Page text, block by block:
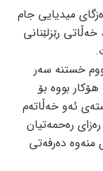
میدیایی جام
رێزلێنانی
خستنە سەر
بووە بۆ
ئەو خەڵاتەم
رەحمەتیان
منەوە دەرفەتی